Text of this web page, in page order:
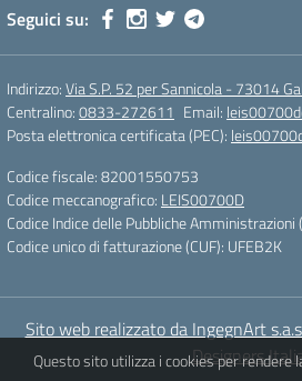
Seguici su:
Indirizzo:Via S.P. 52 per Sannicola - 73014
Centralino:0833-272611 Email:
Posta elettronica certificata (PEC):
Codice fiscale: 82001550753
Codice meccanografico: LEIS00700D
Codice Indice delle Pubbliche
Codice unico di fatturazione (CUF): UFEB2K
Sito web realizzato da IngegnArt
Designers
Questo sito utilizza i cookies per rendere